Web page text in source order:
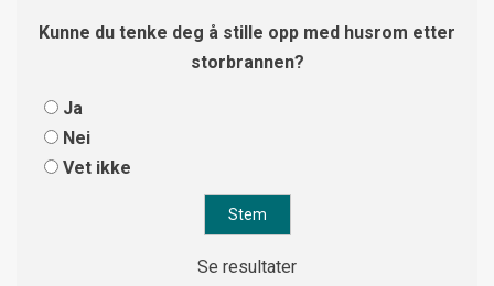
Kunne du tenke deg å stille opp med husrom etter
storbrannen?
Ja
Nei
Vet ikke
Se resultater